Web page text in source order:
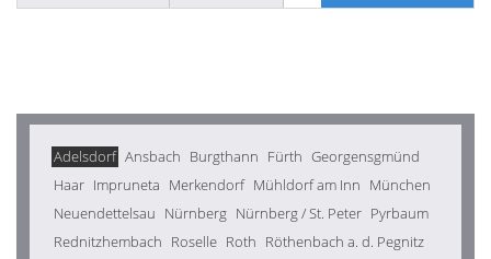
Adelsdorf Ansbach Burgthann Fürth Georgensgmünd
Haar Impruneta Merkendorf Mühldorf am Inn München
Neuendettelsau Nürnberg Nürnberg / St. Peter Pyrbaum
Rednitzhembach Roselle Roth Röthenbach a. d. Pegnitz